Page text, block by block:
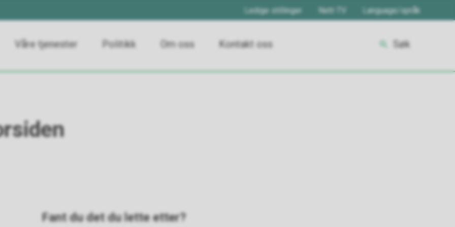
Ledige stillinger Nett-TV Language/språk
Våre tjenester Politikk Om oss Kontakt oss Søk
Fant du det du lette etter?